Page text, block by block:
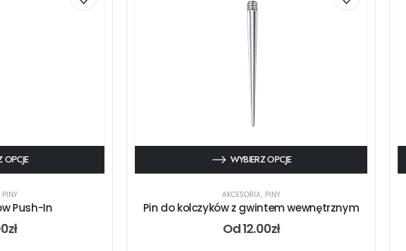
OPCJE
PINY
Push-In
zł
WYBIERZ OPCJE
AKCESORIA, PINY
Pin do kolczyków z gwintem wewnętrznym
Od12.00zł